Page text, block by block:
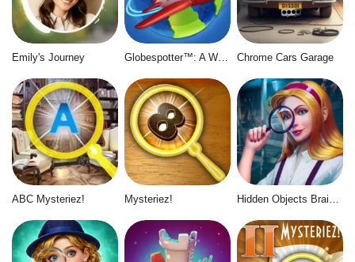
Emily's Journey Globespotter™: A World of Difference™ Chrome Cars Garage
ABC Mysteriez! Mysteriez!